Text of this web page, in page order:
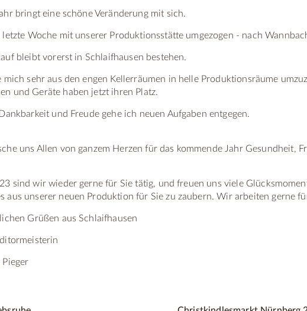
bringt eine schöne Veränderung mit sich.
Woche mit unserer Produktionsstätte umgezogen - nach
bleibt vorerst in Schlaifhausen bestehen.
mich sehr aus den engen Kellerräumen in helle Produktionsräume
und Geräte haben jetzt ihren Platz.
und Freude gehe ich neuen Aufgaben entgegen.
uns Allen von ganzem Herzen für das kommende Jahr Gesundheit,
sind wir wieder gerne für Sie tätig, und freuen uns viele
aus unserer neuen Produktion für Sie zu zaubern. Wir arbeiten gerne
Grüßen aus Schlaifhausen
Pieger